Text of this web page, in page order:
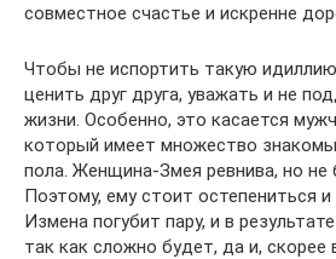
совместное счастье и искренне
Чтобы не испортить такую
ценить друг друга, уважать и не
жизни. Особенно, это касается
который имеет множество
пола. Женщина-Змея ревнива, но не
Поэтому, ему стоит остепениться
Измена погубит пару, и в
так как сложно будет, да и, скорее